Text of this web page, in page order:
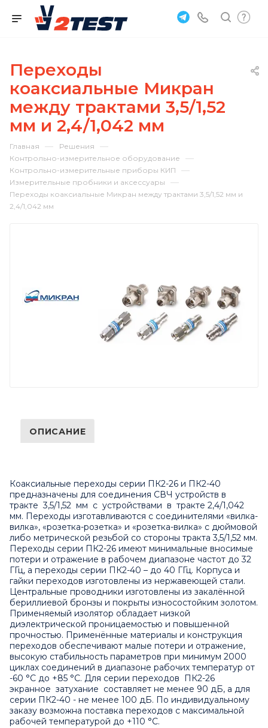
Переходы
коаксиальные Микран
между трактами 3,5/1,52
мм и 2,4/1,042 мм
Главная — Решения —
Контрольно-измерительное оборудование —
Контрольно-измерительные приборы КИП —
Измерительные пробники и аксессуары —
Переходы коаксиальные Микран между трактами 3,5/1,52 мм и
2,4/1,042 мм
ОПИСАНИЕ
Коаксиальные переходы серии ПК2-26 и ПК2-40
предназначены для соединения СВЧ устройств в
тракте 3,5/1,52 мм с устройствами в тракте 2,4/1,042
мм. Переходы изготавливаются с соединителями «вилка-
вилка», «розетка-розетка» и «розетка-вилка» с дюймовой
либо метрической резьбой со стороны тракта 3,5/1,52 мм.
Переходы серии ПК2-26 имеют минимальные вносимые
потери и отражение в рабочем диапазоне частот до 32
ГГц, а переходы серии ПК2-40 – до 40 ГГц. Корпуса и
гайки переходов изготовлены из нержавеющей стали.
Центральные проводники изготовлены из закалённой
бериллиевой бронзы и покрыты износостойким золотом.
Применяемый изолятор обладает низкой
диэлектрической проницаемостью и повышенной
прочностью. Применённые материалы и конструкция
переходов обеспечивают малые потери и отражение,
высокую стабильность параметров при минимум 2000
циклах соединений в диапазоне рабочих температур от
-60 °C до +85 °C. Для серии переходов ПК2-26
экранное затухание составляет не менее 90 дБ, а для
серии ПК2-40 - не менее 100 дБ. По индивидуальному
заказу возможна поставка переходов с максимальной
рабочей температурой до +110 °С.